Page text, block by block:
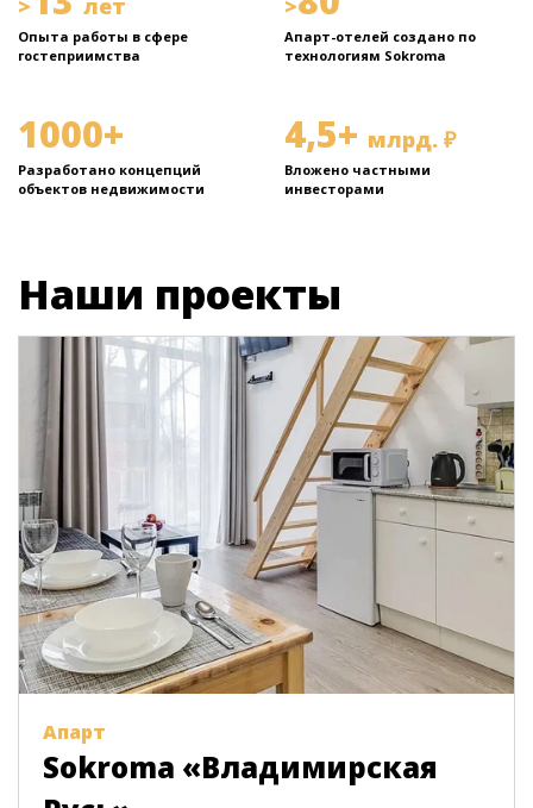
> лет
Опыта работы в сфере
гостеприимства
1000+
Разработано концепций
объектов недвижимости
>
Апарт-отелей создано по
технологиям Sokroma
4,5+ млрд. ₽
Вложено частными
инвесторами
Наши проекты
Апарт
Sokroma «Владимирская